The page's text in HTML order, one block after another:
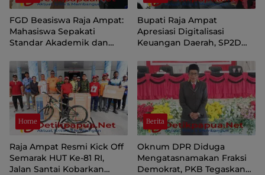
FGD Beasiswa Raja Ampat:
Mahasiswa Sepakati
Standar Akademik dan
Bupati Raja Ampat
Apresiasi Digitalisasi
Keuangan Daerah, SP2D
Perkuat Tata Kelola APBD
Home
Raja Ampat Resmi Kick Off
Semarak HUT Ke-81 RI,
Jalan Santai Kobarkan
Berita
Oknum DPR Diduga
Mengatasnamakan Fraksi
Demokrat, PKB Tegaskan